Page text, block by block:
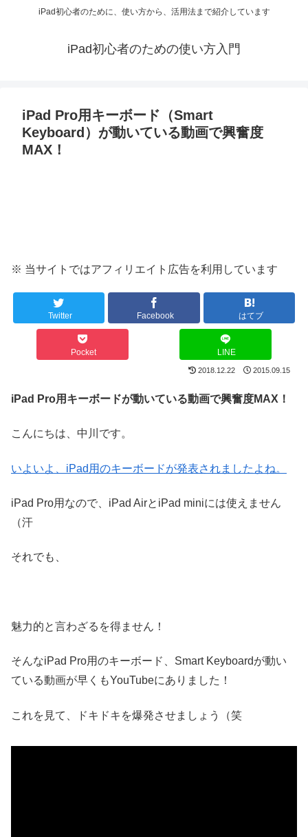
iPad初心者のために、使い方から、活用法まで紹介しています
iPad初心者のための使い方入門
iPad Pro用キーボード（Smart
Keyboard）が動いている動画で興奮度
MAX！
※ 当サイトではアフィリエイト広告を利用しています
Twitter Facebook はてブ
Pocket LINE
2018.12.22 2015.09.15
iPad Pro用キーボードが動いている動画で興奮度MAX！
こんにちは、中川です。
いよいよ、iPad用のキーボードが発表されましたよね。
iPad Pro用なので、iPad AirとiPad miniには使えません
（汗
それでも、
魅力的と言わざるを得ません！
そんなiPad Pro用のキーボード、Smart Keyboardが動い
ている動画が早くもYouTubeにありました！
これを見て、ドキドキを爆発させましょう（笑